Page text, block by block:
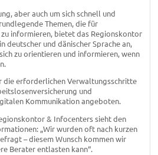
aber auch um sich schnell und
Themen, die für
informieren, bietet das Regionskontor
deutscher und dänischer Sprache an,
zu orientieren und informieren, wenn
die erforderlichen Verwaltungsschritte
und
Kommunikation angeboten.
& Infocenters sieht den
„Wir wurden oft nach kurzen
– diesem Wunsch kommen wir
Berater entlasten kann“.